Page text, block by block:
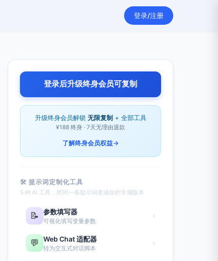
登录/注册
登录后升级终身会员可复制
升级终身会员解锁 无限复制 + 全部工具
¥188 终身 · 7天无理由退款
了解终身会员权益→
🛠 提示词定制化工具
5 种 AI 工具，把同一条提示词变成你的专属版本
📝 参数填写器
可视化填写变量参数
›
💬 Web Chat 适配器
转为交互式对话脚本
›